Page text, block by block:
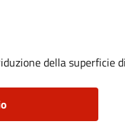
della superficie